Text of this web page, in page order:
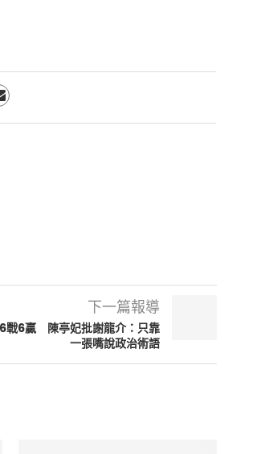
下一篇報導
戰6贏 陳亭妃批謝龍介：只靠
一張嘴說政治術語